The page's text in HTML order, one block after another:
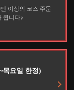
이상의 코스 주문
됩니다♪
목요일 한정)